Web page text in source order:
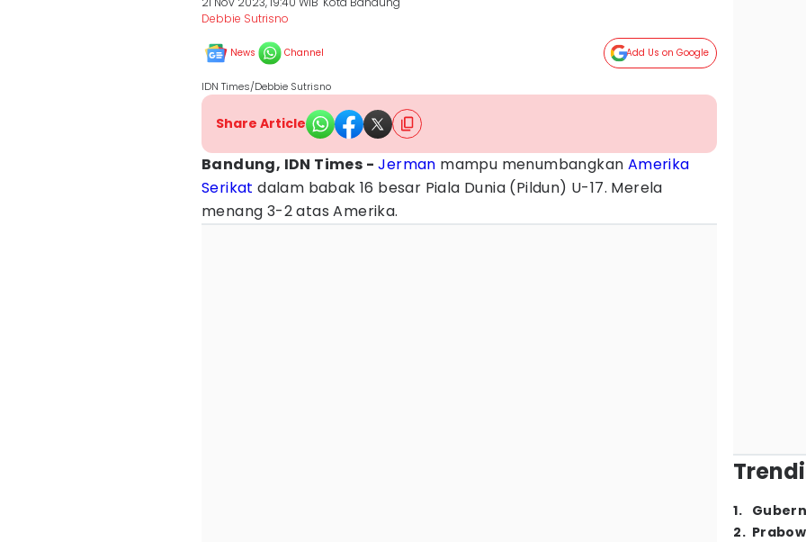
Debbie Sutrisno
News Channel Add Us on Google
IDN Times/Debbie Sutrisno
Share Article
Bandung, IDN Times - Jerman mampu menumbangkan Amerika
Serikat dalam babak 16 besar Piala Dunia (Pildun) U-17. Merela
menang 3-2 atas Amerika.
1.
2.